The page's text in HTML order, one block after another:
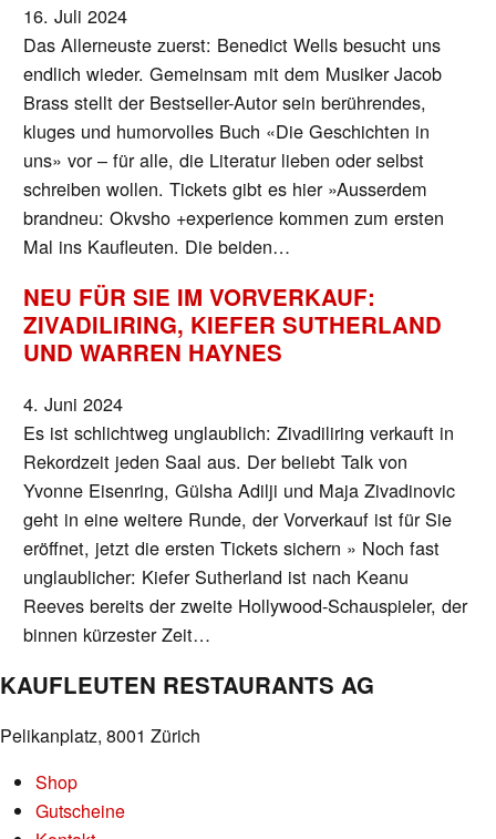
16. Juli 2024
Das Allerneuste zuerst: Benedict Wells besucht uns
endlich wieder. Gemeinsam mit dem Musiker Jacob
Brass stellt der Bestseller-Autor sein berührendes,
kluges und humorvolles Buch «Die Geschichten in
uns» vor – für alle, die Literatur lieben oder selbst
schreiben wollen. Tickets gibt es hier »Ausserdem
brandneu: Okvsho +experience kommen zum ersten
Mal ins Kaufleuten. Die beiden…
NEU FÜR SIE IM VORVERKAUF:
ZIVADILIRING, KIEFER SUTHERLAND
UND WARREN HAYNES
4. Juni 2024
Es ist schlichtweg unglaublich: Zivadiliring verkauft in
Rekordzeit jeden Saal aus. Der beliebt Talk von
Yvonne Eisenring, Gülsha Adilji und Maja Zivadinovic
geht in eine weitere Runde, der Vorverkauf ist für Sie
eröffnet, jetzt die ersten Tickets sichern » Noch fast
unglaublicher: Kiefer Sutherland ist nach Keanu
Reeves bereits der zweite Hollywood-Schauspieler, der
binnen kürzester Zeit…
KAUFLEUTEN RESTAURANTS AG
Pelikanplatz, 8001 Zürich
Shop
Gutscheine